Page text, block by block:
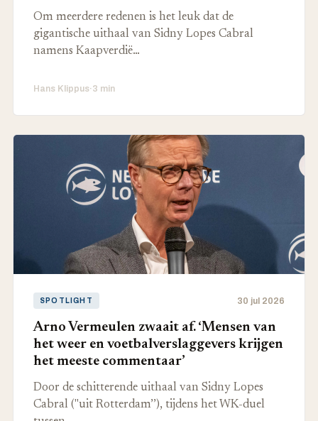
Om meerdere redenen is het leuk dat de
gigantische uithaal van Sidny Lopes Cabral
namens Kaapverdië…
Hans Klippus·3 min
SPOTLIGHT 30 jul 2026
Arno Vermeulen zwaait af. ‘Mensen van
het weer en voetbalverslaggevers krijgen
het meeste commentaar’
Door de schitterende uithaal van Sidny Lopes
Cabral ("uit Rotterdam’’), tijdens het WK-duel